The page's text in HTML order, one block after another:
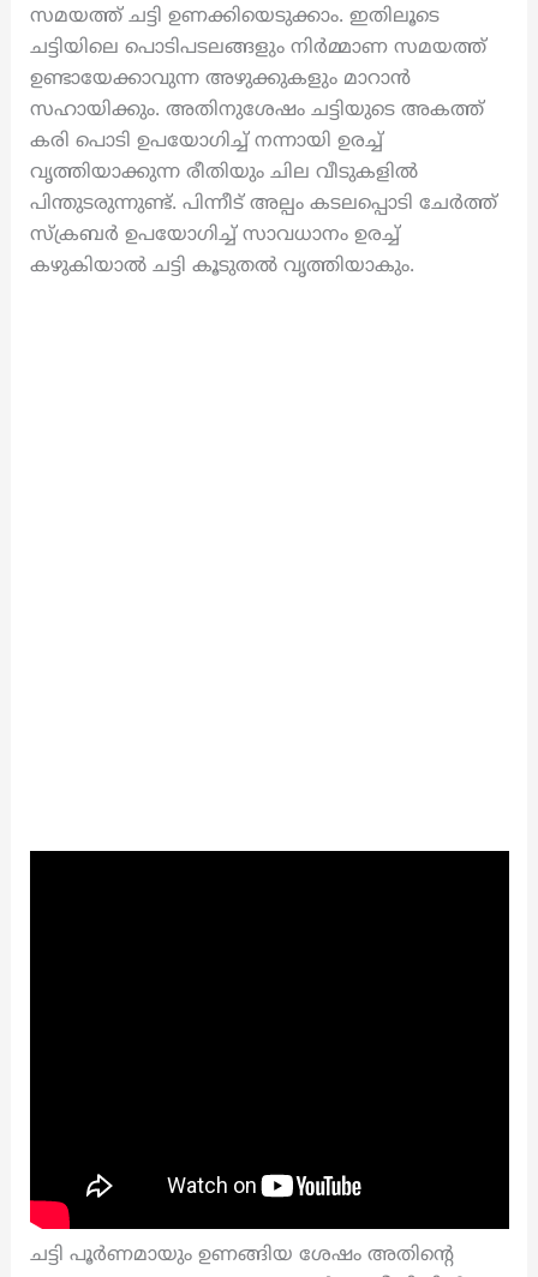
സമയത്ത് ചട്ടി ഉണക്കിയെടുക്കാം. ഇതിലൂടെ
ചട്ടിയിലെ പൊടിപടലങ്ങളും നിർമ്മാണ സമയത്ത്
ഉണ്ടായേക്കാവുന്ന അഴുക്കുകളും മാറാൻ
സഹായിക്കും. അതിനുശേഷം ചട്ടിയുടെ അകത്ത്
കരി പൊടി ഉപയോഗിച്ച് നന്നായി ഉരച്ച്
വൃത്തിയാക്കുന്ന രീതിയും ചില വീടുകളിൽ
പിന്തുടരുന്നുണ്ട്. പിന്നീട് അല്പം കടലപ്പൊടി ചേർത്ത്
സ്ക്രബർ ഉപയോഗിച്ച് സാവധാനം ഉരച്ച്
കഴുകിയാൽ ചട്ടി കൂടുതൽ വൃത്തിയാകും.
ചട്ടി പൂർണമായും ഉണങ്ങിയ ശേഷം അതിന്റെ